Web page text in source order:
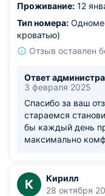
Проживание: 12
Тип номера:
кроватью)
Отзыв оставлен
Ответ
3 февраля 2025
Спасибо за ваш
стараемся
бы каждый день
максимально
К
Кирилл
28 октября